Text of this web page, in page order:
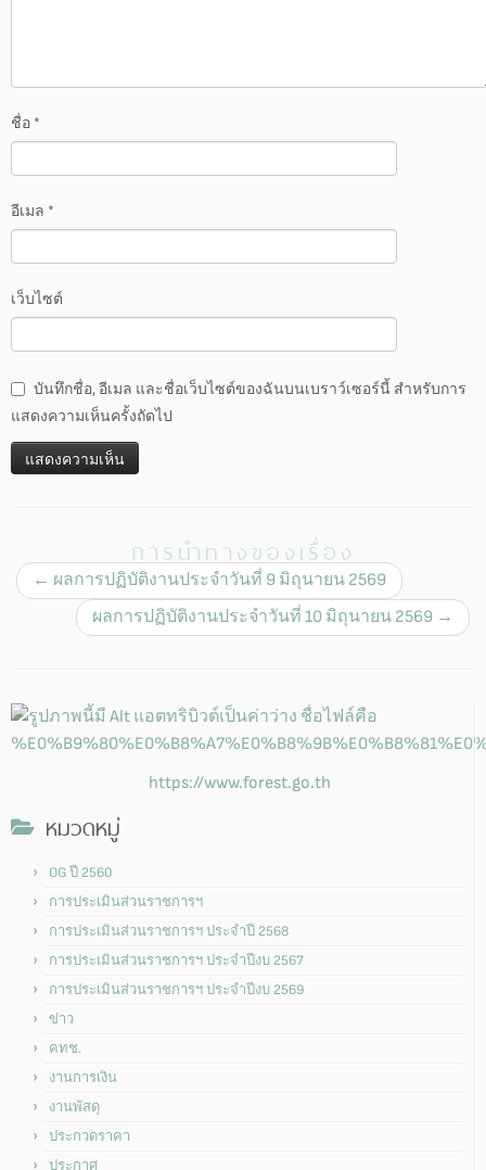
ชื่อ *
อีเมล *
เว็บไซต์
บันทึกชื่อ, อีเมล และชื่อเว็บไซต์ของฉันบนเบราว์เซอร์นี้ สำหรับการ
แสดงความเห็นครั้งถัดไป
การนำทางของเรื่อง
← ผลการปฏิบัติงานประจำวันที่ 9 มิถุนายน 2569
ผลการปฏิบัติงานประจำวันที่ 10 มิถุนายน 2569 →
https://www.forest.go.th
หมวดหมู่
OG ปี 2560
การประเมินส่วนราชการฯ
การประเมินส่วนราชการฯ ประจำปี 2568
การประเมินส่วนราชการฯ ประจำปีงบ 2567
การประเมินส่วนราชการฯ ประจำปีงบ 2569
ข่าว
คทช.
งานการเงิน
งานพัสดุ
ประกวดราคา
ประกาศ